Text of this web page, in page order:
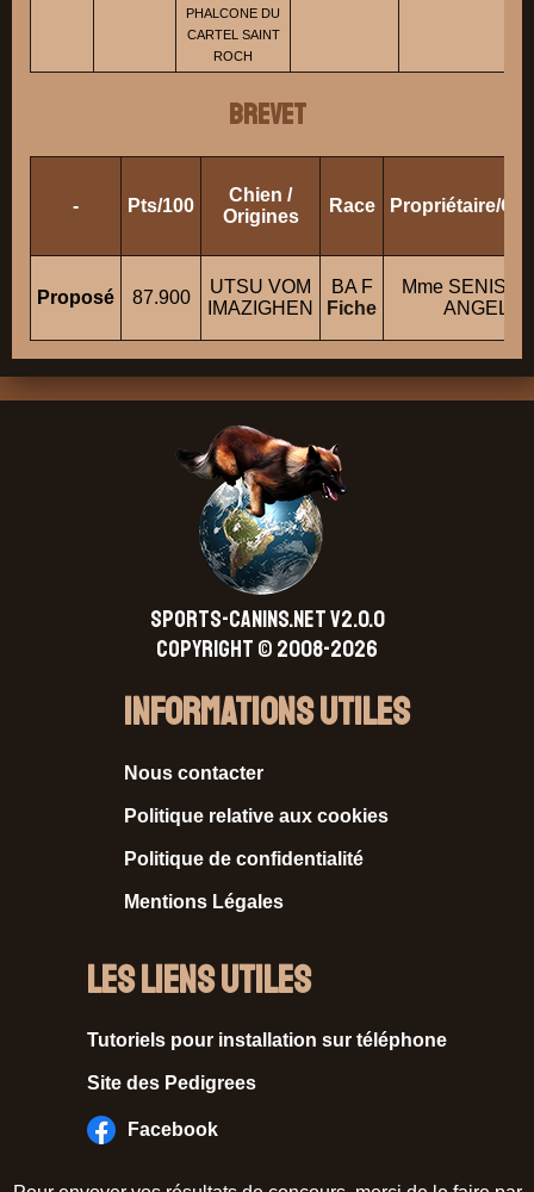
PHALCONE DU
CARTEL SAINT
ROCH
BREVET
- Pts/100
Chien /
Origines
Race Propriétaire/
Proposé 87.900
UTSU VOM
IMAZIGHEN
BA F
Fiche
Mme SENISI-
SPORTS-CANINS.NET V2.0.0
Copyright © 2008-2026
Informations Utiles
Nous contacter
Politique relative aux cookies
Politique de confidentialité
Mentions Légales
Les liens utiles
Tutoriels pour installation sur téléphone
Site des Pedigrees
Facebook